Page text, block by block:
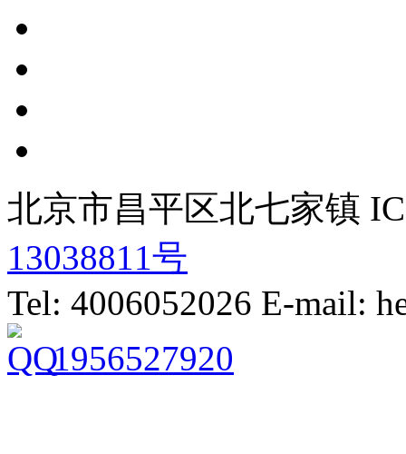
北京市昌平区北七家镇
13038811号
Tel: 4006052026 E-mail:
1956527920